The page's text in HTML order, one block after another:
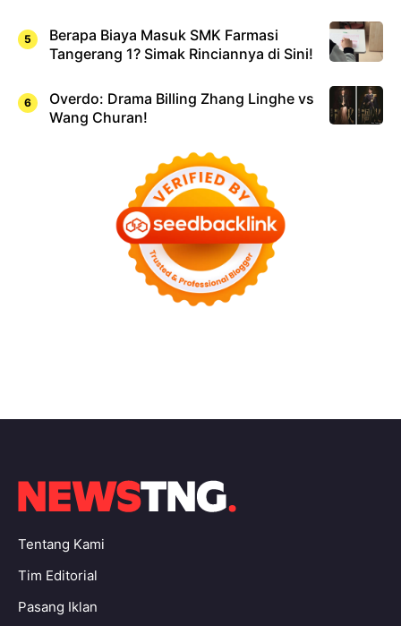
Berapa Biaya Masuk SMK Farmasi
Tangerang 1? Simak Rinciannya di Sini!
Overdo: Drama Billing Zhang Linghe vs
Wang Churan!
Tentang Kami
Tim Editorial
Pasang Iklan